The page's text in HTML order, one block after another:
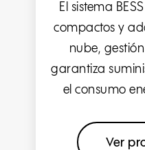
El sistema
compactos y
nube,
garantiza
el consumo
Ver